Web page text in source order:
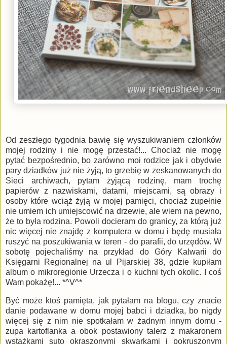
Od zeszłego tygodnia bawię się wyszukiwaniem członków
mojej rodziny i nie mogę przestać!... Chociaż nie mogę
pytać bezpośrednio, bo zarówno moi rodzice jak i obydwie
pary dziadków już nie żyją, to grzebię w zeskanowanych do
Sieci archiwach, pytam żyjącą rodzinę, mam trochę
papierów z nazwiskami, datami, miejscami, są obrazy i
osoby które wciąż żyją w mojej pamięci, chociaż zupełnie
nie umiem ich umiejscowić na drzewie, ale wiem na pewno,
że to była rodzina. Powoli docieram do granicy, za którą już
nic więcej nie znajdę z komputera w domu i będę musiała
ruszyć na poszukiwania w teren - do parafii, do urzędów. W
sobotę pojechaliśmy na przykład do Góry Kalwarii do
Księgarni Regionalnej na ul Pijarskiej 38, gdzie kupiłam
album o mikroregionie Urzecza i o kuchni tych okolic. I coś
Wam pokażę!... *^V^*
Być może ktoś pamięta, jak pytałam na blogu, czy znacie
danie podawane w domu mojej babci i dziadka, bo nigdy
więcej się z nim nie spotkałam w żadnym innym domu -
zupa kartoflanka a obok postawiony talerz z makaronem
wstążkami suto okraszonymi skwarkami i pokruszonym